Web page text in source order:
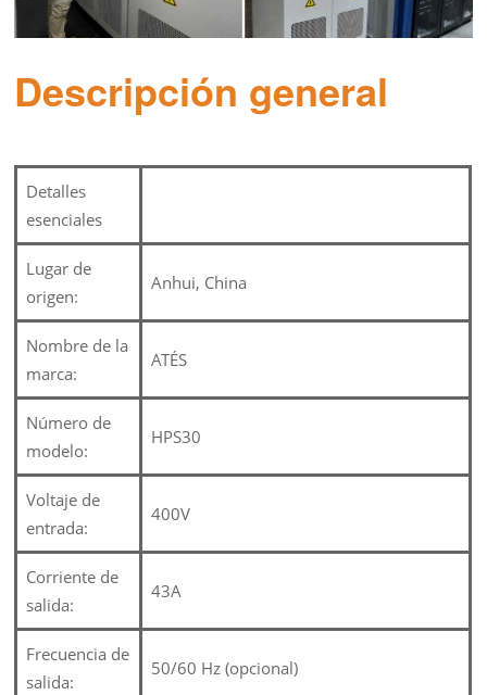
Descripción general
Detalles
esenciales
Lugar de
origen:
Anhui, China
Nombre de la
marca:
ATÉS
Número de
modelo:
HPS30
Voltaje de
entrada:
400V
Corriente de
salida:
43A
Frecuencia de
salida:
50/60 Hz (opcional)